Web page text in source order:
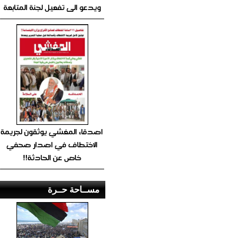
ويدعو الى تفعيل لجنة المتابعة
اصدقاء المغشي يوثقون لجريمة
الاختطاف في اصدار صحفي
خاص عن الحادثة!!
مســاحة حــرة